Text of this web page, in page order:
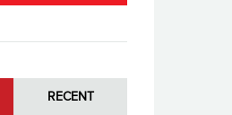
RECENT